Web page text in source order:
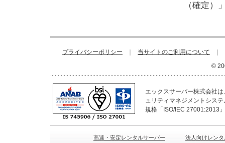
（確定）
プライバシーポリシー 当サイトのご利用について
©
エックスサーバー株式会社
ュリティマネジメントシス
規格「ISO/IEC 27001:2013
高速・安定レンタルサーバー 法人向けレン